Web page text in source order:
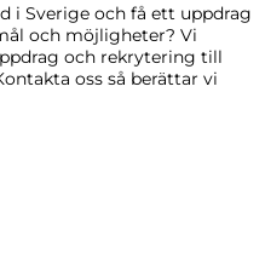
i Sverige och få ett uppdrag
och möjligheter? Vi
och rekrytering till
oss så berättar vi